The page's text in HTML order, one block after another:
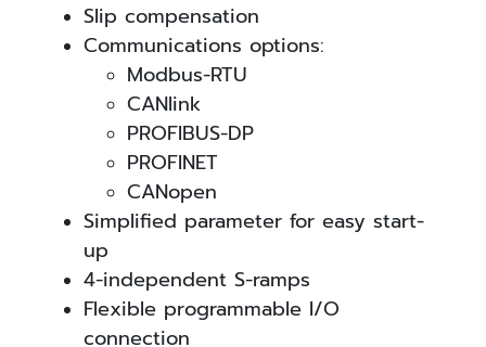
Slip compensation
Communications options:
Modbus-RTU
CANlink
PROFIBUS-DP
PROFINET
CANopen
Simplified parameter for easy start-
up
4-independent S-ramps
Flexible programmable I/O
connection